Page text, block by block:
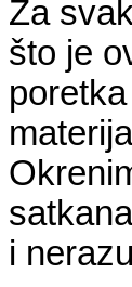
Za
što je
i